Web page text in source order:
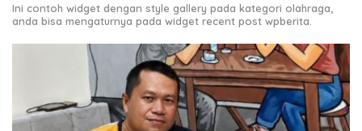
Ini contoh widget dengan style gallery pada kategori olahraga,
anda bisa mengaturnya pada widget recent post wpberita.